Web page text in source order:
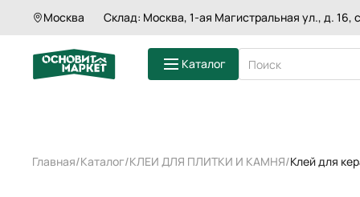
Москва Склад: Москва, 1-ая Магистральная ул., д. 16,
Каталог
ШТУКАТУРКИ
ШПАКЛЕВКИ
Главная Каталог КЛЕИ ДЛЯ ПЛИТКИ И КАМНЯ Клей для